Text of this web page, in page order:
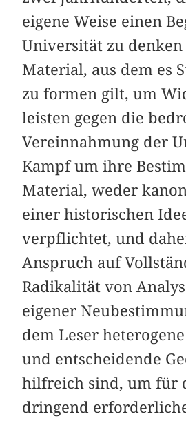
eigene Weise einen
Universität zu denken
Material, aus dem es
zu formen gilt, um
leisten gegen die
Vereinnahmung der
Kampf um ihre
Material, weder
einer historischen
verpflichtet, und
Anspruch auf
Radikalität von
eigener
dem Leser
und entscheidende
hilfreich sind, um für
dringend